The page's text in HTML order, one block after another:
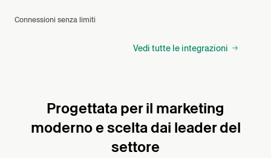
Connessioni senza limiti
Vedi tutte le integrazioni
Progettata per il marketing
moderno e scelta dai leader del
settore